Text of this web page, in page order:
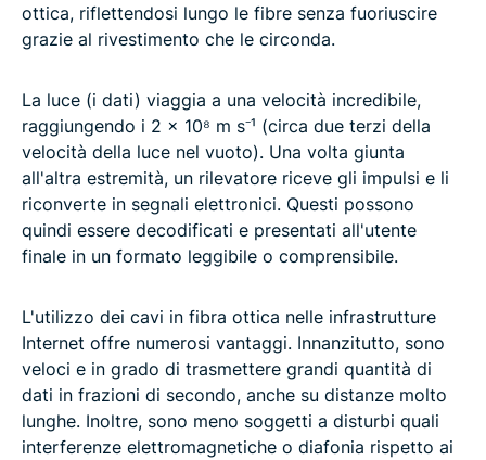
ottica, riflettendosi lungo le fibre senza fuoriuscire
grazie al rivestimento che le circonda.
La luce (i dati) viaggia a una velocità incredibile,
raggiungendo i 2 × 10⁸ m s⁻¹ (circa due terzi della
velocità della luce nel vuoto). Una volta giunta
all'altra estremità, un rilevatore riceve gli impulsi e li
riconverte in segnali elettronici. Questi possono
quindi essere decodificati e presentati all'utente
finale in un formato leggibile o comprensibile.
L'utilizzo dei cavi in fibra ottica nelle infrastrutture
Internet offre numerosi vantaggi. Innanzitutto, sono
veloci e in grado di trasmettere grandi quantità di
dati in frazioni di secondo, anche su distanze molto
lunghe. Inoltre, sono meno soggetti a disturbi quali
interferenze elettromagnetiche o diafonia rispetto ai